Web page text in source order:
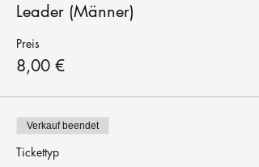
Leader (Männer)
Preis
8,00 €
Verkauf beendet
Tickettyp